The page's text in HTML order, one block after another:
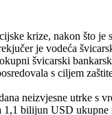
krize, nakon što
je vodeća
švicarski
s ciljem
neizvjesne utrke s
bilijun USD